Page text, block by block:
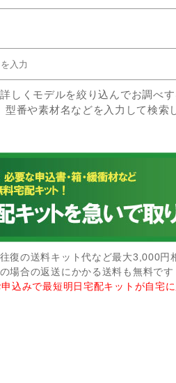
しくモデルを絞り込んでお調べ
型番や素材名などを入力して検索
復の送料キット代など最大3,000円
場合の返送にかかる送料も無料です
込みで最短明日宅配キットが自宅に